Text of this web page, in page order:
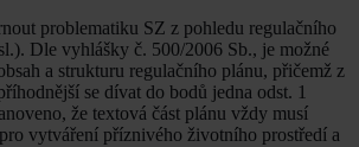
problematiku SZ z pohledu regulačního
Dle vyhlášky č. 500/2006 Sb., je možné
a strukturu regulačního plánu, přičemž z
se dívat do bodů jedna odst. 1
že textová část plánu vždy musí
vytváření příznivého životního prostředí a